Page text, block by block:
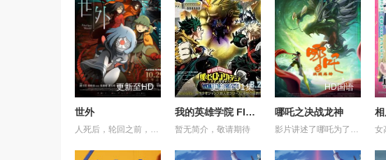
更新至HD
世外
人死后，轮回之前，亡魂会来到一处奇异之地——“世外”。灵守日复一日引领亡魂去投胎，直至一天，灵守小鬼遇上了不愿转世的小妹，让不懂人类情感的小鬼看到了不再一样的“世外”。 在带领小妹转世的路途上，小鬼揭示了她前世的遗憾，亦触发了难以逆转的诅咒——若小妹完全被忿恨支配，不论世外、人间，将与她一同灰飞烟灭…… 为了小妹，小鬼得到天女的允许，与武功高强的黑天踏上横跨千年的征途，纵然在路上危机四伏，他仍不惜多次舍身相救，只为了小妹能忘记过去的伤痛，并原谅自己，一身轻盈，走上轮回转世之路……
更新至01集
我的英雄学院 FINAL SEASON 特别篇
暂无简介，敬请期待
HD国语
哪吒之决战龙神
影片讲述了哪吒为了救出活祭的小孩，杀死龙三太子。因而惹怒了龙神，被龙神所伤，断掉一臂。最终在太乙真人的帮助下，塑莲藕手臂，提升“离火印”实力，最终击败龙神，拯救陈塘关，战胜邪恶的故事。 (电审动字[2021]第20号)